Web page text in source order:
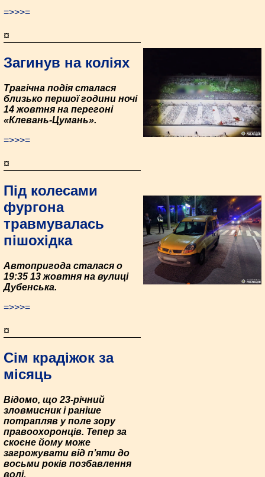
=>>>=
¤
Загинув на коліях
Трагічна подія сталася
близько першої години ночі
14 жовтня на перегоні
«Клевань-Цумань».
=>>>=
¤
Під колесами
фургона
травмувалась
пішохідка
Автопригода сталася о
19:35 13 жовтня на вулиці
Дубенська.
=>>>=
¤
Сім крадіжок за
місяць
Відомо, що 23-річний
зловмисник і раніше
потрапляв у поле зору
правоохоронців. Тепер за
скоєне йому може
загрожувати від п’яти до
восьми років позбавлення
волі.